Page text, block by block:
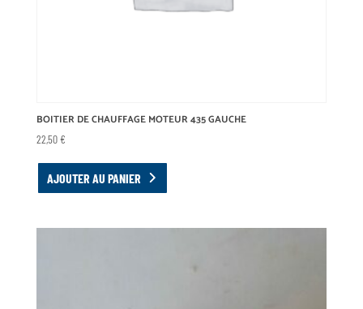
BOITIER DE CHAUFFAGE MOTEUR 435 GAUCHE
22,50€
AJOUTER AU PANIER